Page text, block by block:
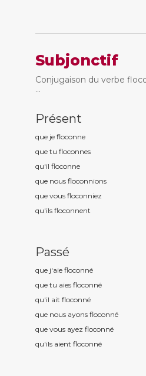
Subjonctif
Conjugaison du verbe
...
Présent
que je floconne
que tu floconnes
qu'il floconne
que nous floconnions
que vous floconniez
qu'ils floconnent
Passé
que j'aie floconné
que tu aies floconné
qu'il ait floconné
que nous ayons floconné
que vous ayez floconné
qu'ils aient floconné